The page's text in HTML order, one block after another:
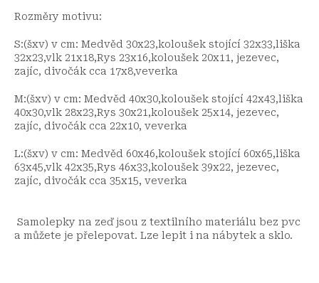
Rozměry motivu:
S:(šxv) v cm: Medvěd 30x23,koloušek stojící 32x33,liška
32x23,vlk 21x18,Rys 23x16,koloušek 20x11, jezevec,
zajíc, divočák cca 17x8,veverka
M:(šxv) v cm: Medvěd 40x30,koloušek stojící 42x43,liška
40x30,vlk 28x23,Rys 30x21,koloušek 25x14, jezevec,
zajíc, divočák cca 22x10, veverka
L:(šxv) v cm: Medvěd 60x46,koloušek stojící 60x65,liška
63x45,vlk 42x35,Rys 46x33,koloušek 39x22, jezevec,
zajíc, divočák cca 35x15, veverka
Samolepky na zeď jsou z textilního materiálu bez pvc
a můžete je přelepovat. Lze lepit i na nábytek a sklo.